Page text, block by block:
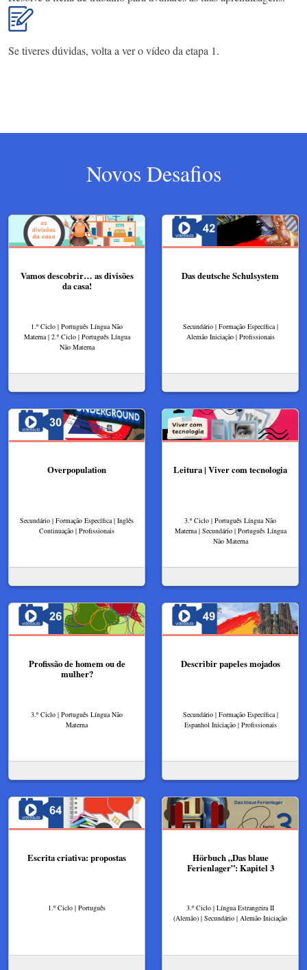
Se tiveres dúvidas, volta a ver o vídeo da etapa 1.
Novos Desafios
Vamos descobrir… as divisões
da casa!
1.º Ciclo | Português Língua Não
Materna | 2.º Ciclo | Português Língua
Não Materna
Das deutsche Schulsystem
Secundário | Formação Específica |
Alemão Iniciação | Profissionais
Overpopulation
Secundário | Formação Específica | Inglês
Continuação | Profissionais
Leitura | Viver com tecnologia
3.º Ciclo | Português Língua Não
Materna | Secundário | Português Língua
Não Materna
Profissão de homem ou de
mulher?
3.º Ciclo | Português Língua Não
Materna
Describir papeles mojados
Secundário | Formação Específica |
Espanhol Iniciação | Profissionais
Escrita criativa: propostas
1.º Ciclo | Português
Hörbuch „Das blaue
Ferienlager”: Kapitel 3
3.º Ciclo | Língua Estrangeira II
(Alemão) | Secundário | Alemão Iniciação